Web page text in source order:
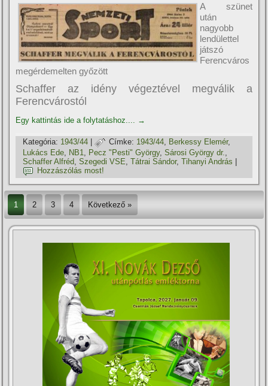
A szünet
után
nagyobb
lendülettel
játszó
Ferencváros
megérdemelten győzött
Schaffer az idény végeztével megválik a
Ferencvárostól
Egy kattintás ide a folytatáshoz.... →
Kategória: 1943/44 Címke: 1943/44 Berkessy Elemér,
Lukács Ede NB1 Pecz "Pesti" György,Sárosi György dr.
Schaffer Alfréd ,Szegedi VSE ,Tátrai Sándor,Tihanyi András |
Hozzászólás most!
1 2 3 4 Következő »